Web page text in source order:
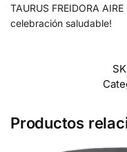
TAURUS FREIDORA
celebración saludable!
Productos